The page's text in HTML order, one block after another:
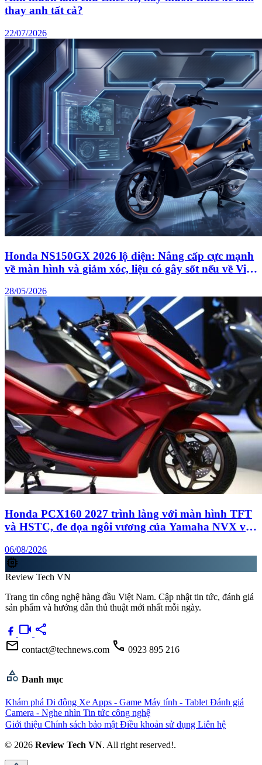
thay anh tất cả?
22/07/2026
Honda NS150GX 2026 lộ diện: Nâng cấp cực mạnh
về màn hình và giảm xóc, liệu có gây sốt nếu về Việt
28/05/2026
Honda PCX160 2027 trình làng với màn hình TFT
và HSTC, đe dọa ngôi vương của Yamaha NVX và
06/08/2026
memory
Review Tech VN
Trang tin công nghệ hàng đầu Việt Nam. Cập nhật tin tức, đánh giá
sản phẩm và hướng dẫn thủ thuật mới nhất mỗi ngày.
videocam share
mail contact@technews.com call 0923 895 216
category Danh mục
Khám phá Di động Xe Apps - Game Máy tính - Tablet Đánh giá
Camera - Nghe nhìn Tin tức công nghệ
Giới thiệu Chính sách bảo mật Điều khoản sử dụng Liên hệ
© 2026 Review Tech VN. All right reserved!.